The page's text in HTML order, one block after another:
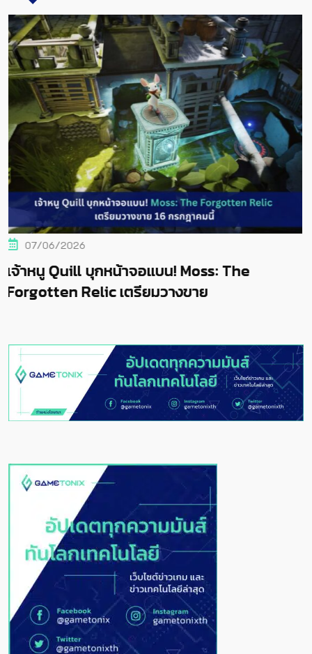
07/06/2026
เจ้าหนู Quill บุกหน้าจอแบน! Moss: The
Forgotten Relic เตรียมวางขาย